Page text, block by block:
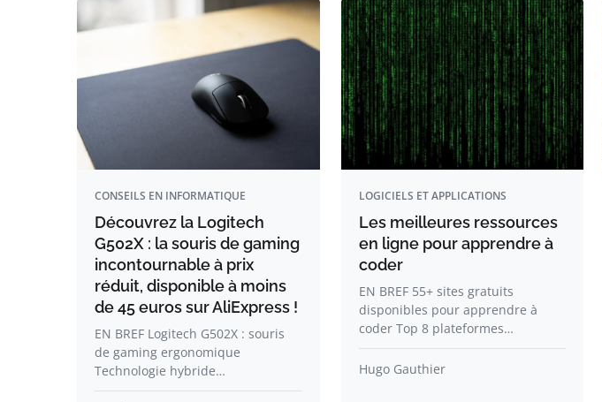
CONSEILS EN INFORMATIQUE
Découvrez la Logitech
G502X : la souris de gaming
incontournable à prix
réduit, disponible à moins
de 45 euros sur AliExpress !
EN BREF Logitech G502X : souris
de gaming ergonomique
Technologie hybride…
LOGICIELS ET APPLICATIONS
Les meilleures ressources
en ligne pour apprendre à
coder
EN BREF 55+ sites gratuits
disponibles pour apprendre à
coder Top 8 plateformes…
Hugo Gauthier